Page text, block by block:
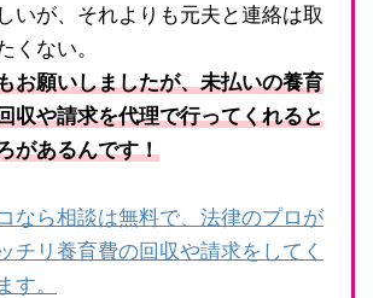
いが、それよりも元夫と連絡は取
くない。
お願いしましたが、未払いの養育
収や請求を代理で行ってくれると
があるんです！
なら相談は無料で、法律のプロが
チリ養育費の回収や請求をしてく
す。